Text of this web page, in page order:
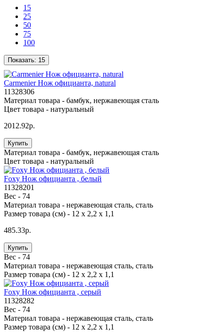
15
25
50
75
100
Показать: 15
Carmenier Нож официанта, natural
11328306
Материал товара - бамбук, нержавеющая сталь
Цвет товара - натуральный
2012.92р.
Купить
Материал товара - бамбук, нержавеющая сталь
Цвет товара - натуральный
Foxy Нож официанта , белый
11328201
Вес - 74
Материал товара - нержавеющая сталь, сталь
Размер товара (см) - 12 х 2,2 х 1,1
485.33р.
Купить
Вес - 74
Материал товара - нержавеющая сталь, сталь
Размер товара (см) - 12 х 2,2 х 1,1
Foxy Нож официанта , серый
11328282
Вес - 74
Материал товара - нержавеющая сталь, сталь
Размер товара (см) - 12 х 2,2 х 1,1